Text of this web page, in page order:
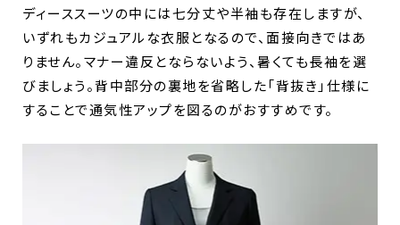
ディーススーツの中には七分丈や半袖も存在しますが、
いずれもカジュアルな衣服となるので、面接向きではあ
りません。マナー違反とならないよう、暑くても長袖を選
びましょう。背中部分の裏地を省略した「背抜き」仕様に
することで通気性アップを図るのがおすすめです。